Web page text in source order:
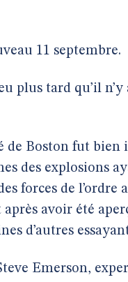
11 septembre.
plus tard qu’il n’y
de Boston fut
des explosions
forces de l’ordre
avoir été
d’autres
Emerson,